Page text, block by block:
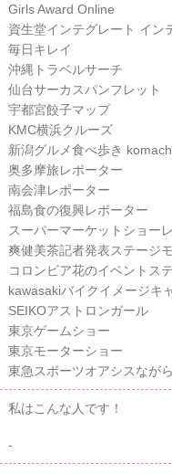
Girls Award Online
資生堂インテグレート イン
毎日キレイ
沖縄トラベルサーチ
仙台サーカスパンフレット
宇都宮餃子マップ
KMC横浜クルーズ
新潟グルメ食べ歩き
奥多摩旅レポーター
南会津レポーター
福島食の復興レポーター
スーパーマーケットショー
爽健美茶記者発表ステージ
コロンビア花のイベントス
kawasakiバイクイメージキ
SEIKOアストロンガール
東京ゲームショー
東京モーターショー
東急スポーツオアシスなが
私はこんな人です！
-